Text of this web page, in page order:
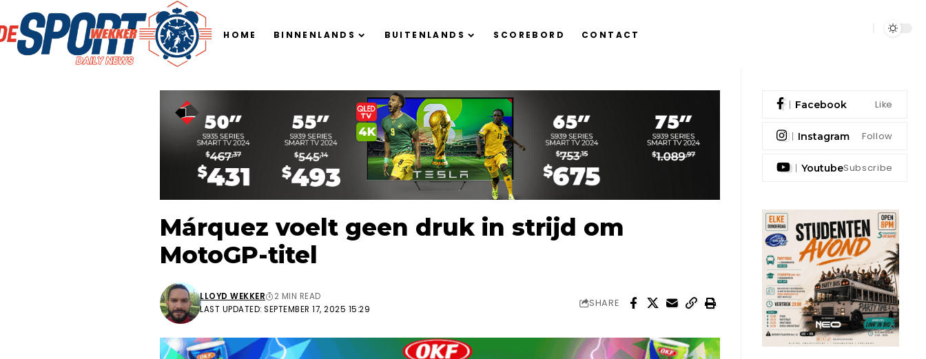
HOME BINNENLANDS BUITENLANDS SCOREBORD CONTACT
Márquez voelt geen druk in strijd om
MotoGP-titel
LAST UPDATED: SEPTEMBER 17, 2025 15:29
LLOYD WEKKER 2 MIN READ
SHARE
Facebook Like
Instagram Follow
YoutubeSubscribe